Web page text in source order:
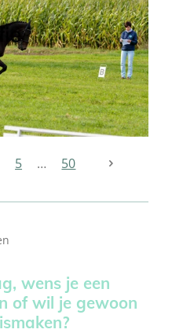
5 50
wens je een
of wil je gewoon